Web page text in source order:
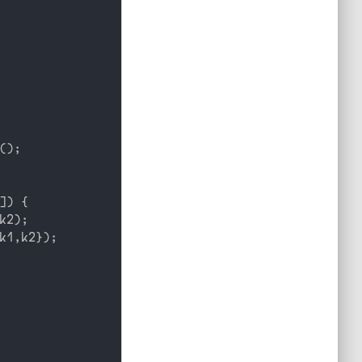
() ;
] )
{
k2) ;
k1 , k2}) ;